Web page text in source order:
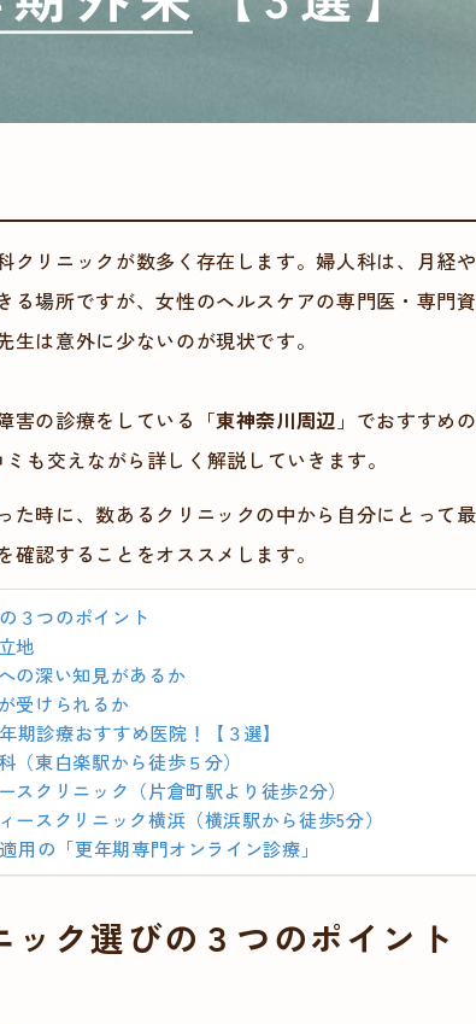
クリニックが数多く存在します。婦人科は、月経
る場所ですが、女性のヘルスケアの専門医・専門
生は意外に少ないのが現状です。
害の診療をしている 「東神奈川周辺 」でおすすめ
も交えながら詳しく解説していきます。
た時に、数あるクリニックの中から自分にとって
確認することをオススメします。
３つのポイント
地
の深い知見があるか
受けられるか
期診療おすすめ医院！【３選】
（東白楽駅から徒歩５分）
スクリニック（片倉町駅より徒歩2分）
ースクリニック横浜（横浜駅から徒歩5分）
用の「更年期専門オンライン診療」
ック選びの３つのポイント